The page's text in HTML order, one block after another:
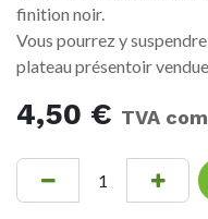
finition noir.
Vous pourrez y
plateau présentoir
4,50 € TVA